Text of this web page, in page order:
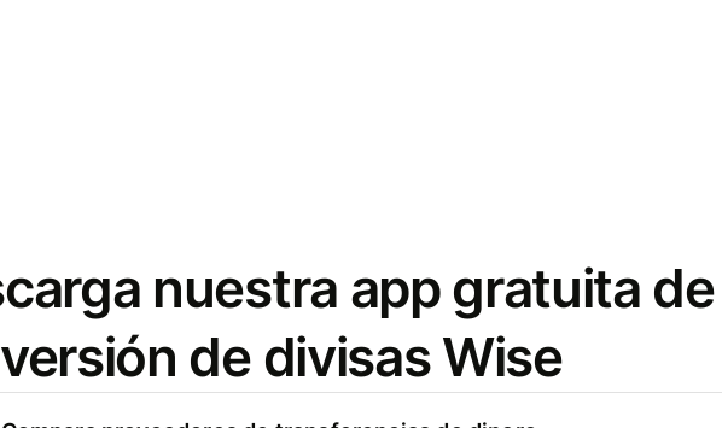
nuestra app gratuita de
de divisas Wise